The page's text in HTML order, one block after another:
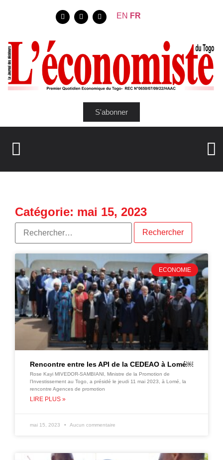
EN FR
S'abonner
Catégorie: mai 15, 2023
ECONOMIE
Rencontre entre les API de la CEDEAO à Lomé￼
Rose Kayi MIVEDOR-SAMBIANI, Ministre de la Promotion de
l’Investissement au Togo, a présidé le jeudi 11 mai 2023, à Lomé, la
rencontre Agences de promotion
LIRE PLUS »
mai 15, 2023 Aucun commentaire